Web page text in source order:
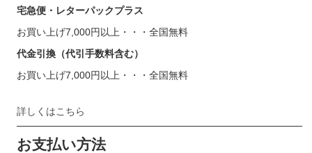
宅急便・レターパックプラス
お買い上げ7,000円以上・・・全国無料
代金引換（代引手数料含む）
お買い上げ7,000円以上・・・全国無料
詳しくはこちら
お支払い方法